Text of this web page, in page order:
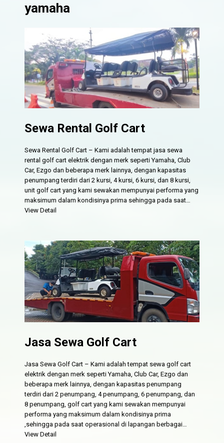
yamaha
Sewa Rental Golf Cart
Sewa Rental Golf Cart – Kami adalah tempat jasa sewa
rental golf cart elektrik dengan merk seperti Yamaha, Club
Car, Ezgo dan beberapa merk lainnya, dengan kapasitas
penumpang terdiri dari 2 kursi, 4 kursi, 6 kursi, dan 8 kursi,
unit golf cart yang kami sewakan mempunyai performa yang
maksimum dalam kondisinya prima sehingga pada saat…
View Detail
Jasa Sewa Golf Cart
Jasa Sewa Golf Cart – Kami adalah tempat sewa golf cart
elektrik dengan merk seperti Yamaha, Club Car, Ezgo dan
beberapa merk lainnya, dengan kapasitas penumpang
terdiri dari 2 penumpang, 4 penumpang, 6 penumpang, dan
8 penumpang, golf cart yang kami sewakan mempunyai
performa yang maksimum dalam kondisinya prima
,sehingga pada saat operasional di lapangan berbagai…
View Detail